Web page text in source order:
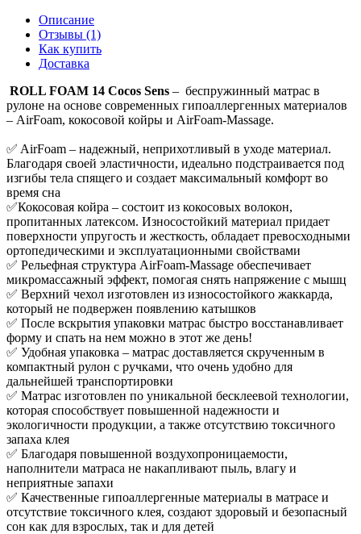
Описание
Отзывы (1)
Как купить
Доставка
ROLL FOAM 14 Cocos Sens – беспружинный матрас в
рулоне на основе современных гипоаллергенных материалов
– AirFoam, кокосовой койры и AirFoam-Massage.
✅ AirFoam – надежный, неприхотливый в уходе материал.
Благодаря своей эластичности, идеально подстраивается под
изгибы тела спящего и создает максимальный комфорт во
время сна
✅Кокосовая койра – состоит из кокосовых волокон,
пропитанных латексом. Износостойкий материал придает
поверхности упругость и жесткость, обладает превосходными
ортопедическими и эксплуатационными свойствами
✅ Рельефная структура AirFoam-Massage обеспечивает
микромассажный эффект, помогая снять напряжение с мышц
✅ Верхний чехол изготовлен из износостойкого жаккарда,
который не подвержен появлению катышков
✅ После вскрытия упаковки матрас быстро восстанавливает
форму и спать на нем можно в этот же день!
✅ Удобная упаковка – матрас доставляется скрученным в
компактный рулон с ручками, что очень удобно для
дальнейшей транспортировки
✅ Матрас изготовлен по уникальной бесклеевой технологии,
которая способствует повышенной надежности и
экологичности продукции, а также отсутствию токсичного
запаха клея
✅ Благодаря повышенной воздухопроницаемости,
наполнители матраса не накапливают пыль, влагу и
неприятные запахи
✅ Качественные гипоаллергенные материалы в матрасе и
отсутствие токсичного клея, создают здоровый и безопасный
сон как для взрослых, так и для детей